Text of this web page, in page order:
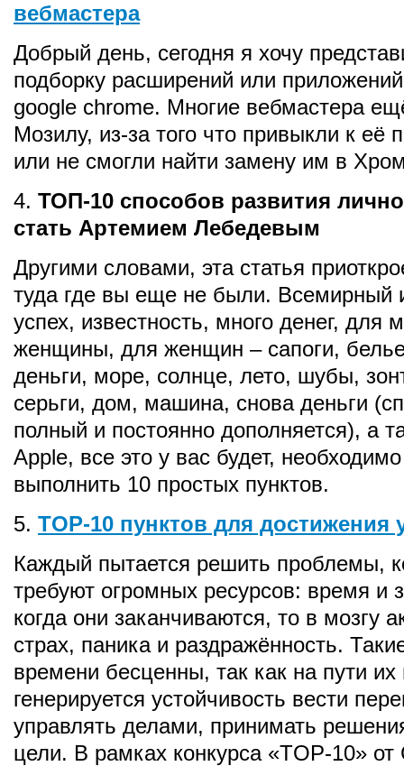
вебмастера
Добрый день, сегодня я хочу
подборку расширений или
google chrome. Многие вебмастера
Мозилу, из-за того что привыкли к её
или не смогли найти замену им в
4. ТОП-10 способов развития
стать Артемием Лебедевым
Другими словами, эта статья
туда где вы еще не были. Всемирный
успех, известность, много денег,
женщины, для женщин – сапоги,
деньги, море, солнце, лето, шубы,
серьги, дом, машина, снова деньги
полный и постоянно дополняется), а
Apple, все это у вас будет,
выполнить 10 простых пунктов.
5. TOP-10 пунктов для достижения
Каждый пытается решить проблемы,
требуют огромных ресурсов: время и
когда они заканчиваются, то в мозгу
страх, паника и раздражённость.
времени бесценны, так как на пути их
генерируется устойчивость вести
управлять делами, принимать
цели. В рамках конкурса «TOP-10» от